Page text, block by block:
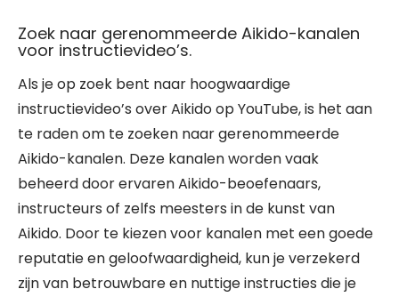
Zoek naar gerenommeerde Aikido-kanalen
voor instructievideo’s.
Als je op zoek bent naar hoogwaardige
instructievideo’s over Aikido op YouTube, is het aan
te raden om te zoeken naar gerenommeerde
Aikido-kanalen. Deze kanalen worden vaak
beheerd door ervaren Aikido-beoefenaars,
instructeurs of zelfs meesters in de kunst van
Aikido. Door te kiezen voor kanalen met een goede
reputatie en geloofwaardigheid, kun je verzekerd
zijn van betrouwbare en nuttige instructies die je